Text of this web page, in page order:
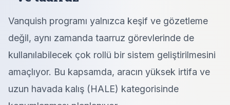
Vanquish programı yalnızca keşif ve gözetleme
değil, aynı zamanda taarruz görevlerinde de
kullanılabilecek çok rollü bir sistem geliştirilmesini
amaçlıyor. Bu kapsamda, aracın yüksek irtifa ve
uzun havada kalış (HALE) kategorisinde